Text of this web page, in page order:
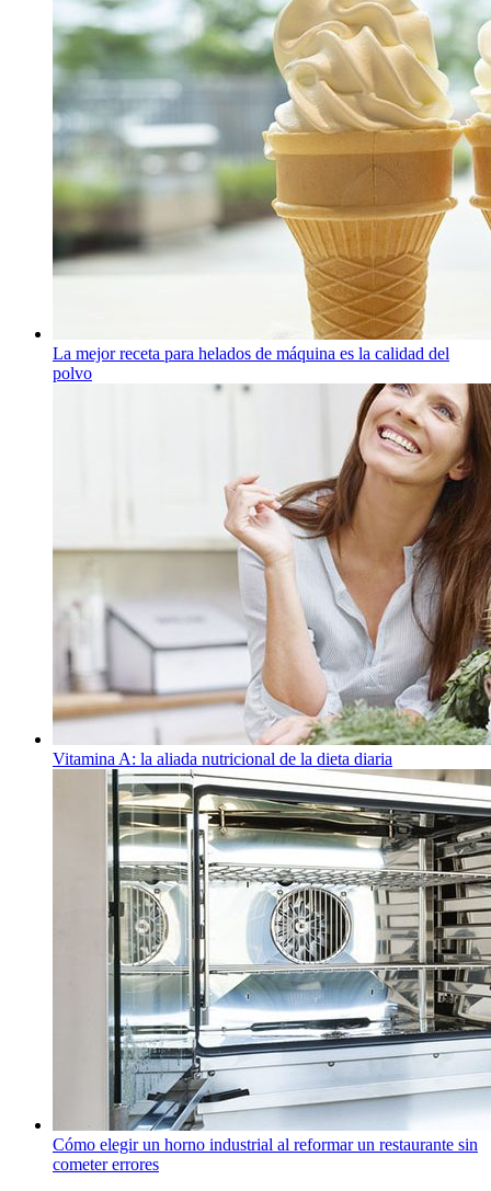
La mejor receta para helados de máquina es la calidad del
polvo
Vitamina A: la aliada nutricional de la dieta diaria
Cómo elegir un horno industrial al reformar un restaurante sin
cometer errores